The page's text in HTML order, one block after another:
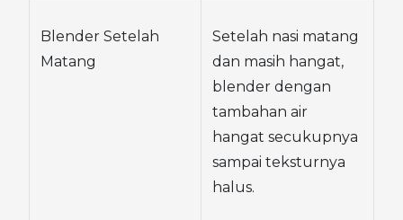
Blender Setelah
Matang
Setelah nasi matang
dan masih hangat,
blender dengan
tambahan air
hangat secukupnya
sampai teksturnya
halus.